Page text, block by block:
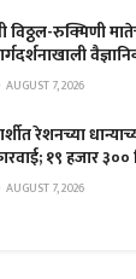
विठ्ठल-रुक्मिणी
AUGUST 7, 2026
रेशनच्या
१९ हजार
AUGUST 7, 2026